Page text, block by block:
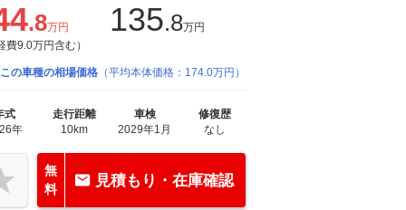
.8万円
費9.0万円含む）
135.8万円
この車種の相場価格 （平均本体価格：174.0万円）
式
年
走行距離
10km
車検
2029年1月
修復歴
なし
無
料
見積もり・在庫確認